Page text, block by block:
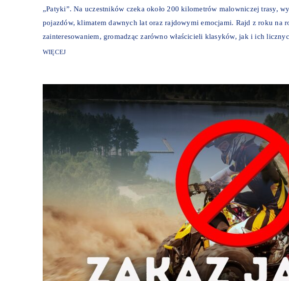
„Patyki”. Na uczestników czeka około 200 kilometrów malowniczej trasy,
pojazdów, klimatem dawnych lat oraz rajdowymi emocjami. Rajd z roku na
zainteresowaniem, gromadząc zarówno właścicieli klasyków, jak i ich
WIĘCEJ